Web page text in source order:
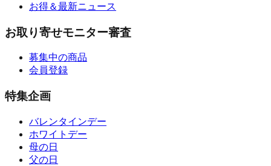
お得＆最新ニュース
お取り寄せモニター審査
募集中の商品
会員登録
特集企画
バレンタインデー
ホワイトデー
母の日
父の日